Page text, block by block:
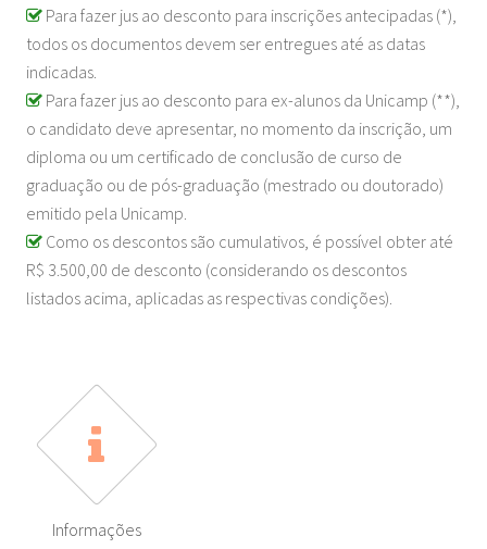
Para fazer jus ao desconto para inscrições antecipadas (*),
todos os documentos devem ser entregues até as datas
indicadas.
Para fazer jus ao desconto para ex-alunos da Unicamp (**),
o candidato deve apresentar, no momento da inscrição, um
diploma ou um certificado de conclusão de curso de
graduação ou de pós-graduação (mestrado ou doutorado)
emitido pela Unicamp.
Como os descontos são cumulativos, é possível obter até
R$ 3.500,00 de desconto (considerando os descontos
listados acima, aplicadas as respectivas condições).
Informações